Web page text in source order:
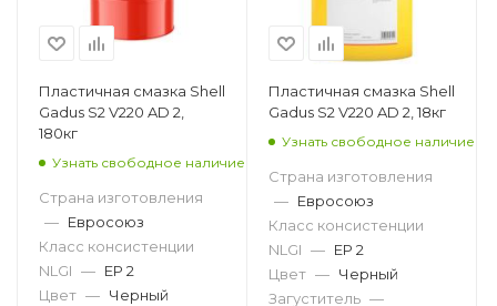
Пластичная смазка Shell
Gadus S2 V220 AD 2,
180кг
Узнать свободное наличие
Страна изготовления
— Евросоюз
Класс консистенции
NLGI — EP 2
Цвет — Черный
Пластичная смазка Shell
Gadus S2 V220 AD 2, 18кг
Узнать свободное наличие
Страна изготовления
— Евросоюз
Класс консистенции
NLGI — EP 2
Цвет — Черный
Загуститель —